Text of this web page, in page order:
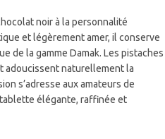
noir à la personnalité
et légèrement amer, il conserve
de la gamme Damak. Les pistaches
adoucissent naturellement la
s’adresse aux amateurs de
élégante, raffinée et